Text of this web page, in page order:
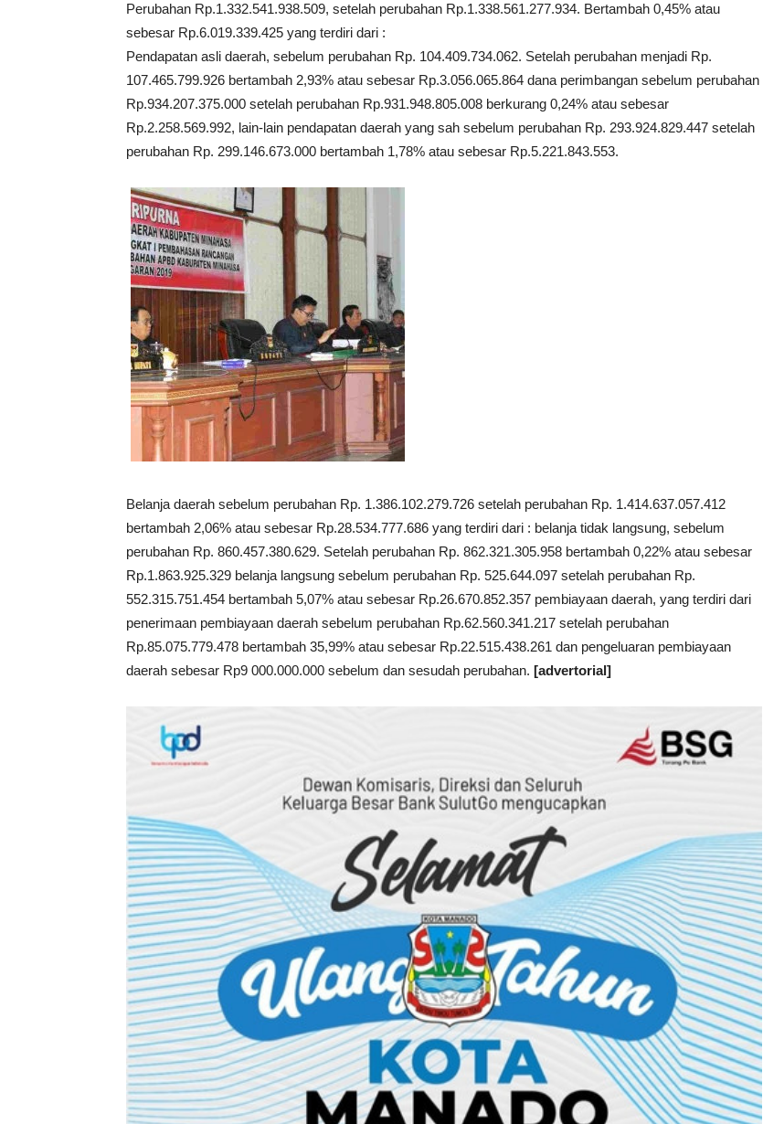
Perubahan Rp.1.332.541.938.509, setelah perubahan Rp.1.338.561.277.934. Bertambah 0,45% atau
sebesar Rp.6.019.339.425 yang terdiri dari :
Pendapatan asli daerah, sebelum perubahan Rp. 104.409.734.062. Setelah perubahan menjadi Rp.
107.465.799.926 bertambah 2,93% atau sebesar Rp.3.056.065.864 dana perimbangan sebelum perubahan
Rp.934.207.375.000 setelah perubahan Rp.931.948.805.008 berkurang 0,24% atau sebesar
Rp.2.258.569.992, lain-lain pendapatan daerah yang sah sebelum perubahan Rp. 293.924.829.447 setelah
perubahan Rp. 299.146.673.000 bertambah 1,78% atau sebesar Rp.5.221.843.553.
Belanja daerah sebelum perubahan Rp. 1.386.102.279.726 setelah perubahan Rp. 1.414.637.057.412
bertambah 2,06% atau sebesar Rp.28.534.777.686 yang terdiri dari : belanja tidak langsung, sebelum
perubahan Rp. 860.457.380.629. Setelah perubahan Rp. 862.321.305.958 bertambah 0,22% atau sebesar
Rp.1.863.925.329 belanja langsung sebelum perubahan Rp. 525.644.097 setelah perubahan Rp.
552.315.751.454 bertambah 5,07% atau sebesar Rp.26.670.852.357 pembiayaan daerah, yang terdiri dari
penerimaan pembiayaan daerah sebelum perubahan Rp.62.560.341.217 setelah perubahan
Rp.85.075.779.478 bertambah 35,99% atau sebesar Rp.22.515.438.261 dan pengeluaran pembiayaan
daerah sebesar Rp9 000.000.000 sebelum dan sesudah perubahan. [advertorial]